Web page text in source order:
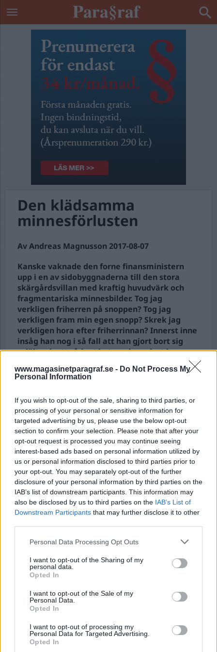
www.magasinetparagraf.se - Do Not Process My
Personal Information
If you wish to opt-out of the sale, sharing to third parties, or
processing of your personal or sensitive information for
targeted advertising by us, please use the below opt-out
section to confirm your selection. Please note that after your
opt-out request is processed you may continue seeing
interest-based ads based on personal information utilized by
us or personal information disclosed to third parties prior to
your opt-out. You may separately opt-out of the further
disclosure of your personal information by third parties on the
IAB’s list of downstream participants. This information may
also be disclosed by us to third parties on the IAB’s List of
Downstream Participants that may further disclose it to other
Personal Data Processing Opt Outs
I want to opt-out of the Sharing of my
personal data.
Opted In
I want to opt-out of the Sale of my
Personal Data.
Opted In
I want to opt-out of processing my
Personal Data for Targeted Advertising.
Opted In
Den klädsamma
minnesförlusten
Av Andreas Magnusson 2017-08-07
Kanske vaknade den forne finansministern
upp i en av sidobyggnaderna till den stora
skärgårdsvillan med kraftig huvudvärk och
fragmentariska minnesbilder. Tog jag
verkligen friherren på snoppen? Tog jag
verkligen fram min egen snopp? Skrek jag
verkligen hora efter friherrinnan? Innerst inne
insåg han nog i så fall att han gjort bort sig
rejält och att sådant beteende endast kan
nog precis efter att pressen gått ut med
berättelsen om...
Börja prenumerera för att läsa detta innehåll.
Starta din prenumerationhär
Eller logga in på ditt konto nedan:
Username or E-mail
Password
Remember Me